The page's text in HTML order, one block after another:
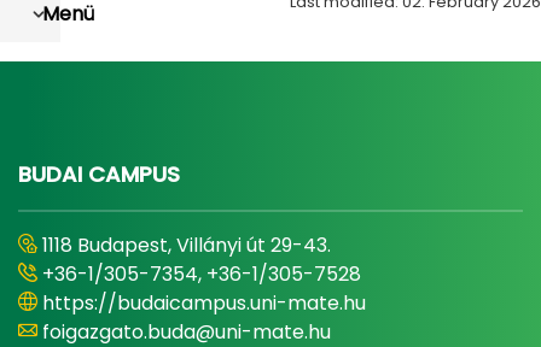
Menü
BUDAI CAMPUS
1118 Budapest, Villányi út 29-43.
+36-1/305-7354, +36-1/305-7528
https://budaicampus.uni-mate.hu
foigazgato.buda@uni-mate.hu